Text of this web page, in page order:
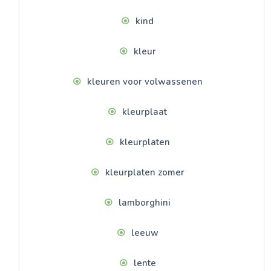
kind
kleur
kleuren voor volwassenen
kleurplaat
kleurplaten
kleurplaten zomer
lamborghini
leeuw
lente